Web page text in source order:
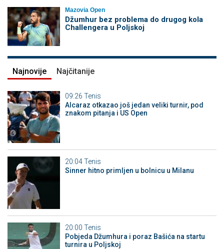
Mazovia Open
Džumhur bez problema do drugog kola
Challengera u Poljskoj
Najnovije Najčitanije
09:26 Tenis
Alcaraz otkazao još jedan veliki turnir, pod
znakom pitanja i US Open
20:04Tenis
Sinner hitno primljen u bolnicu u Milanu
20:00 Tenis
Pobjeda Džumhura i poraz Bašića na startu
turnira u Poljskoj